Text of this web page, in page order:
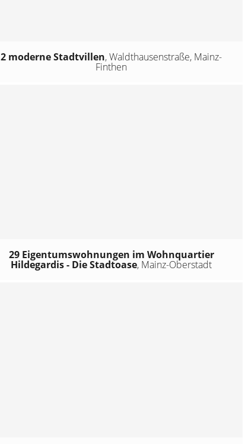
2 moderne Stadtvillen,Waldthausenstraße, Mainz-
Finthen
29 Eigentumswohnungen im Wohnquartier
Hildegardis - Die Stadtoase, Mainz-Oberstadt